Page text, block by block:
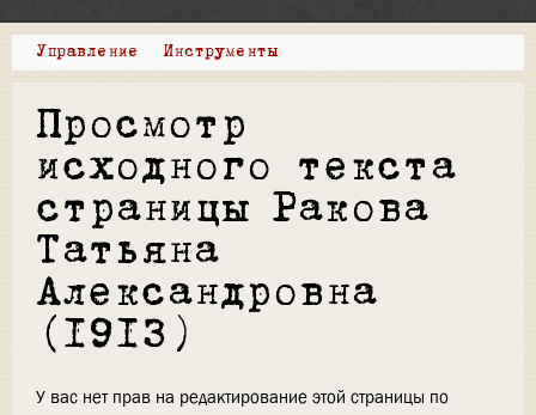
Управление Инструменты
Просмотр
исходного текста
страницы Ракова
Татьяна
Александровна
(1913)
У вас нет прав на редактирование этой страницы по